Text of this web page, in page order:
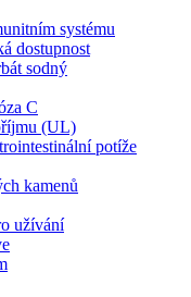
systému
dostupnost
sodný
C
(UL)
potíže
kamenů
užívání